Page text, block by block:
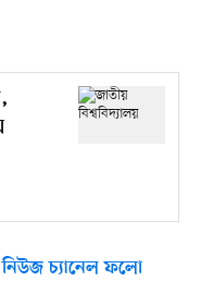
চ্যানেল ফলো